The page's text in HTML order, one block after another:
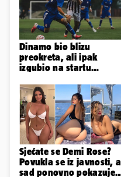
Dinamo bio blizu
preokreta, ali ipak
izgubio na startu
Sjećate se Demi Rose?
Povukla se iz javnosti, a
sad ponovno pokazuje